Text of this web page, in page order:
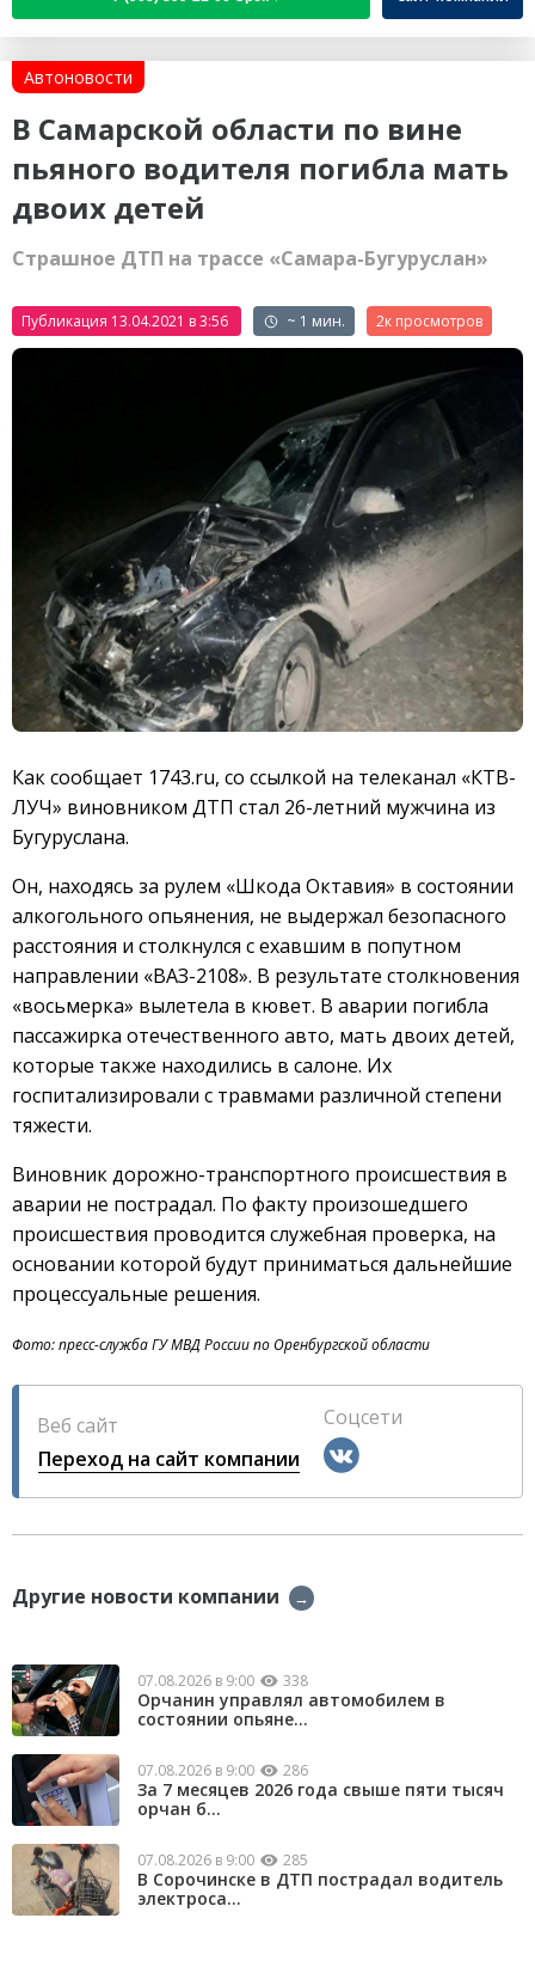
Автоновости
В Самарской области по вине
пьяного водителя погибла мать
двоих детей
Страшное ДТП на трассе «Самара-Бугуруслан»
Публикация 13.04.2021 в 3:56 ~ 1 мин. 2к
Как сообщает 1743.ru, со ссылкой на телеканал «КТВ-
ЛУЧ» виновником ДТП стал 26-летний мужчина из
Бугуруслана.
Он, находясь за рулем «Шкода Октавия» в состоянии
алкогольного опьянения, не выдержал безопасного
расстояния и столкнулся с ехавшим в попутном
направлении «ВАЗ-2108». В результате столкновения
«восьмерка» вылетела в кювет. В аварии погибла
пассажирка отечественного авто, мать двоих детей,
которые также находились в салоне. Их
госпитализировали с травмами различной степени
тяжести.
Виновник дорожно-транспортного происшествия в
аварии не пострадал. По факту произошедшего
происшествия проводится служебная проверка, на
основании которой будут приниматься дальнейшие
процессуальные решения.
Фото: пресс-служба ГУ МВД России по Оренбургской области
Веб сайт
Переход на сайт компании
Соцсети
Другие новости компании →
07.08.2026 в 9:00 338
Орчанин управлял автомобилем в
состоянии опьяне...
07.08.2026 в 9:00 286
За 7 месяцев 2026 года свыше пяти тысяч
орчан б...
07.08.2026 в 9:00 285
В Сорочинске в ДТП пострадал водитель
электроса...